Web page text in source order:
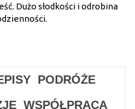
Dużo słodkości i odrobina
PODRÓŻE
WSPÓŁPRACA